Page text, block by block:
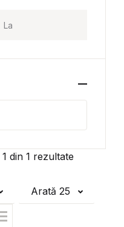
1 din 1 rezultate
Arată 25